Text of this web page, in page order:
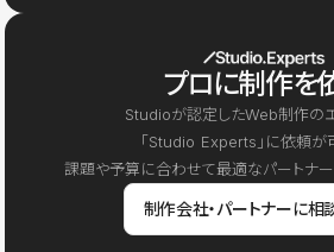
プロに制作を
Studioが認定したWeb制作の
「Studio Experts」に依頼が
課題や予算に合わせて最適なパートナー
制作会社・パートナーに相